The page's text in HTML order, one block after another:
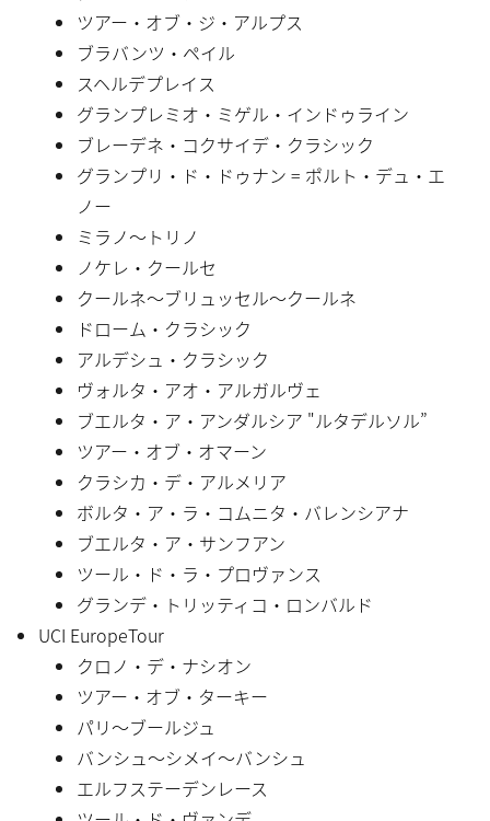
ツアー・オブ・ジ・アルプス
ブラバンツ・ペイル
スヘルデプレイス
グランプレミオ・ミゲル・インドゥライン
ブレーデネ・コクサイデ・クラシック
グランプリ・ド・ドゥナン = ポルト・デュ・エ
ノー
ミラノ〜トリノ
ノケレ・クールセ
クールネ〜ブリュッセル〜クールネ
ドローム・クラシック
アルデシュ・クラシック
ヴォルタ・アオ・アルガルヴェ
ブエルタ・ア・アンダルシア "ルタデルソル”
ツアー・オブ・オマーン
クラシカ・デ・アルメリア
ボルタ・ア・ラ・コムニタ・バレンシアナ
ブエルタ・ア・サンフアン
ツール・ド・ラ・プロヴァンス
グランデ・トリッティコ・ロンバルド
UCI EuropeTour
クロノ・デ・ナシオン
ツアー・オブ・ターキー
パリ〜ブールジュ
バンシュ〜シメイ〜バンシュ
エルフステーデンレース